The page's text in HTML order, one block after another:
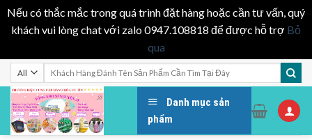
Nếu có thắc mắc trong quá trình đặt hàng hoặc cần tư vấn, quý
khách vui lòng chat với zalo 0947.108818 để được hỗ trợ Bỏ
qua
Skip
to
content
Danh mục sản
phẩm